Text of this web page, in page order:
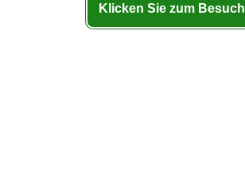
Klicken Sie zum Besuch